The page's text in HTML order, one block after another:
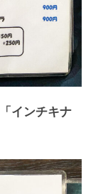
「インチキナ